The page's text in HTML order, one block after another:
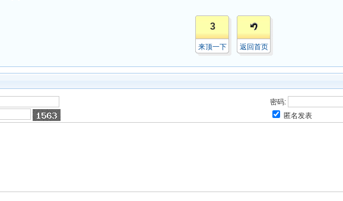
3
来顶一下 返回首页
密码:
匿名发表